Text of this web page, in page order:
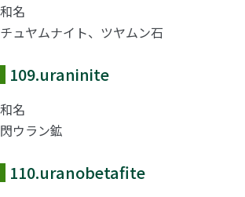
和名
チュヤムナイト、ツヤムン石
109.uraninite
和名
閃ウラン鉱
110.uranobetafite